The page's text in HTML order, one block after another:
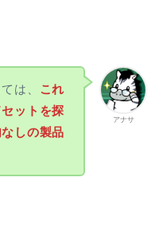
アナサ
は、 これ
ットを探
しの製品